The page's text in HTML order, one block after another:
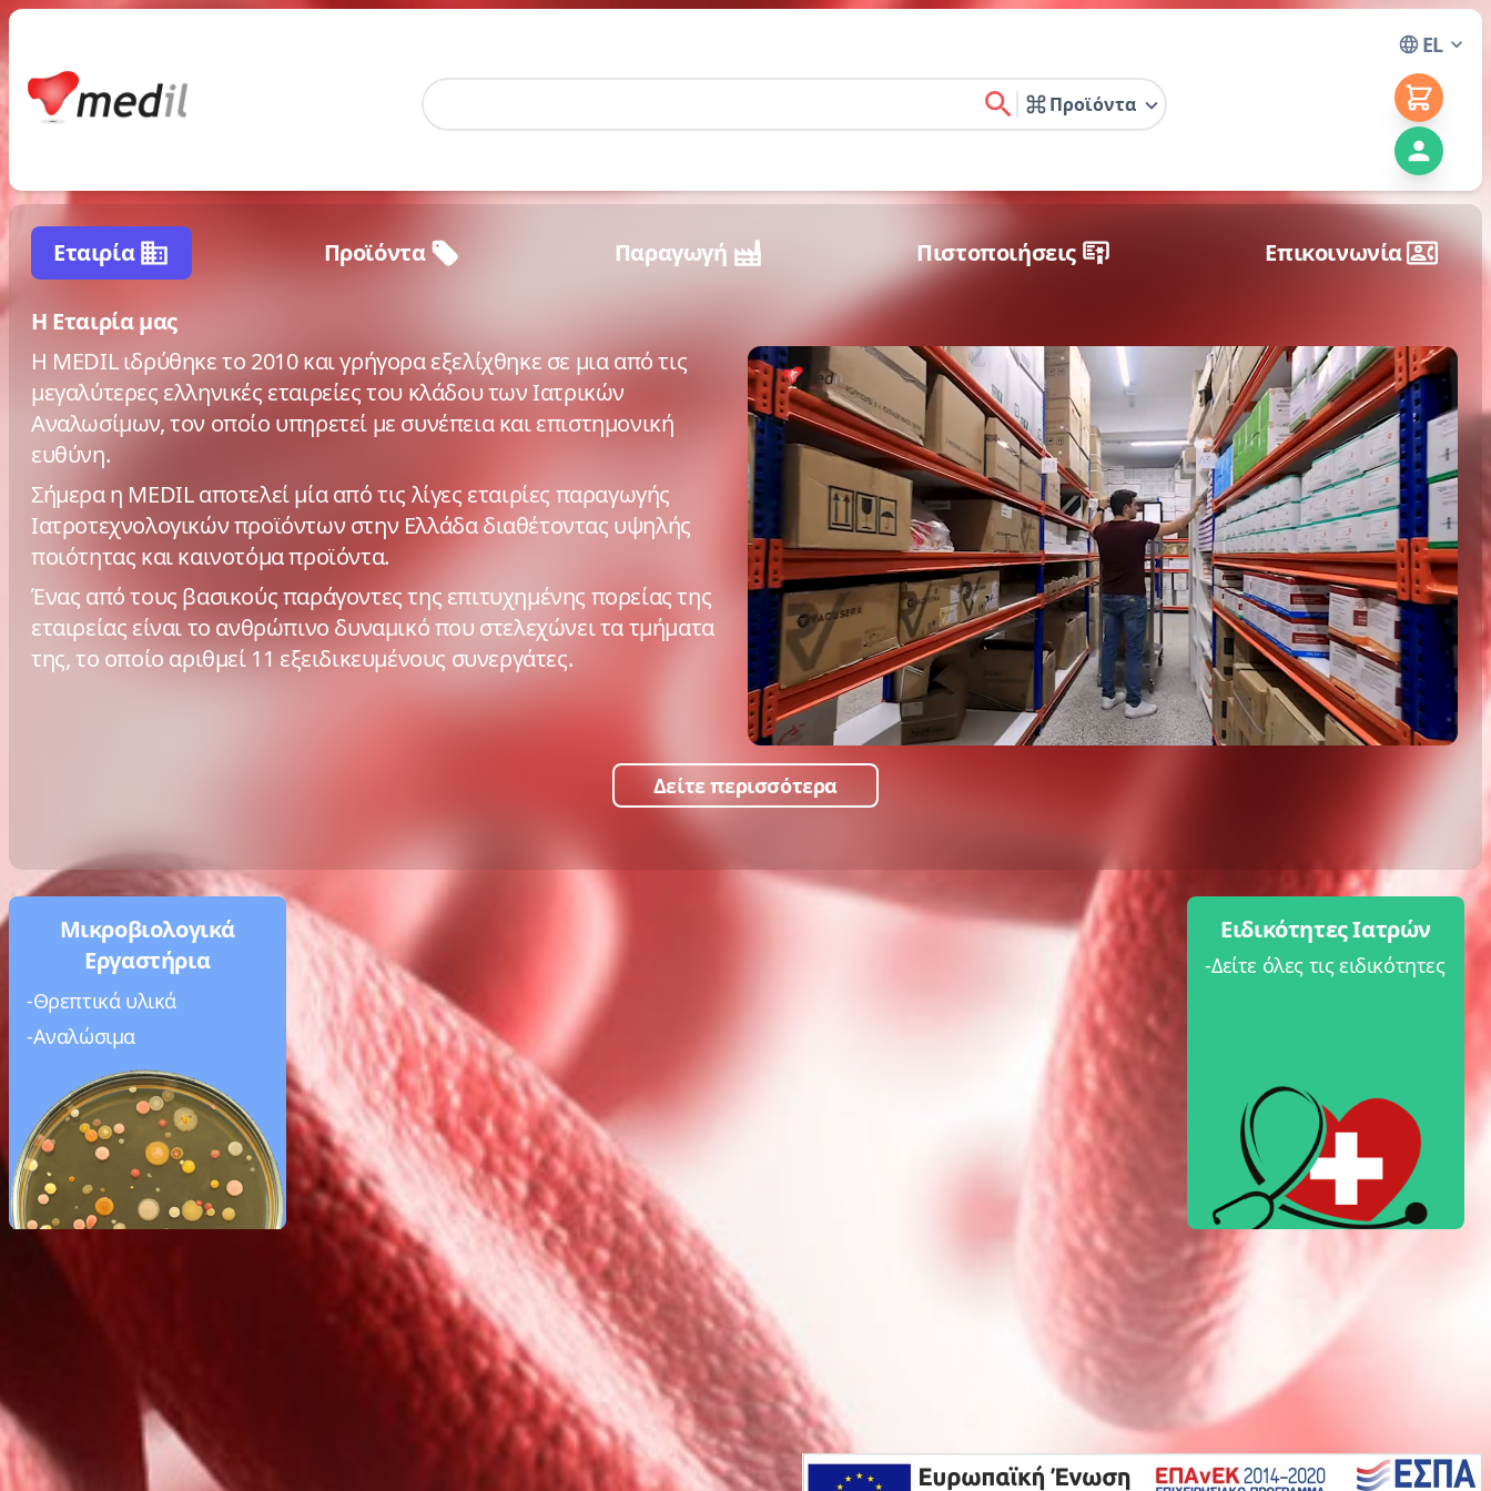
Home
EL
search
Προϊόντα
Εταιρία Προϊόντα Παραγωγή Πιστοποιήσεις Επικοινωνία
H Εταιρία μας
Η MEDIL ιδρύθηκε το 2010 και γρήγορα εξελίχθηκε σε μια από τις
μεγαλύτερες ελληνικές εταιρείες του κλάδου των Ιατρικών
Αναλωσίμων, τον οποίο υπηρετεί με συνέπεια και επιστημονική
ευθύνη.
Σήμερα η MEDIL αποτελεί μία από τις λίγες εταιρίες παραγωγής
Ιατροτεχνολογικών προϊόντων στην Ελλάδα διαθέτοντας υψηλής
ποιότητας και καινοτόμα προϊόντα.
Ένας από τους βασικούς παράγοντες της επιτυχημένης πορείας της
εταιρείας είναι το ανθρώπινο δυναμικό που στελεχώνει τα τμήματα
της, το οποίο αριθμεί 11 εξειδικευμένους συνεργάτες.
Δείτε περισσότερα
Μικροβιολογικά
Εργαστήρια
-Θρεπτικά υλικά
-Αναλώσιμα
Ειδικότητες Ιατρών
-Δείτε όλες τις ειδικότητες